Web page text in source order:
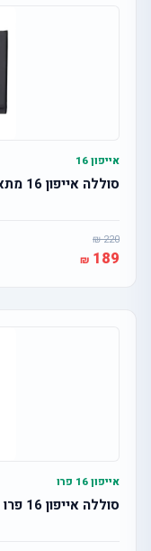
אייפון 16
סוללה אייפון 16 מתאקטבת
220
189
אייפון 16 פרו
סוללה אייפון 16 פרו מתאקטבת